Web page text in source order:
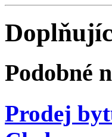
Podobné
Prodej